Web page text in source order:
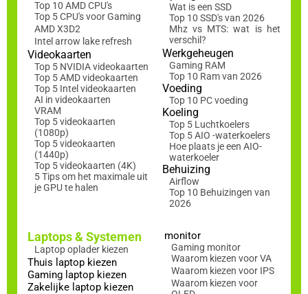
Top 10 AMD CPU's
Top 5 CPU's voor Gaming
AMD X3D2
Intel arrow lake refresh
Videokaarten
Top 5 NVIDIA videokaarten
Top 5 AMD videokaarten
Top 5 Intel videokaarten
AI in videokaarten
VRAM
Top 5 videokaarten
(1080p)
Top 5 videokaarten
(1440p)
Top 5 videokaarten (4K)
5 Tips om het maximale uit
je GPU te halen
Wat is een SSD
Top 10 SSD's van 2026
Mhz vs MTS: wat is het
verschil?
Werkgeheugen
Gaming RAM
Top 10 Ram van 2026
Voeding
Top 10 PC voeding
Koeling
Top 5 Luchtkoelers
Top 5 AIO -waterkoelers
Hoe plaats je een AIO-
waterkoeler
Behuizing
Airflow
Top 10 Behuizingen van
2026
Laptops & Systemen
Laptop oplader kiezen
Thuis laptop kiezen
Gaming laptop kiezen
Zakelijke laptop kiezen
monitor
Gaming monitor
Waarom kiezen voor VA
Waarom kiezen voor IPS
Waarom kiezen voor